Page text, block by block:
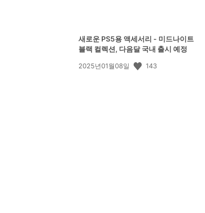
새로운 PS5용 액세서리 - 미드나이트
블랙 컬렉션, 다음달 국내 출시 예정
공
2025년01월08일 143